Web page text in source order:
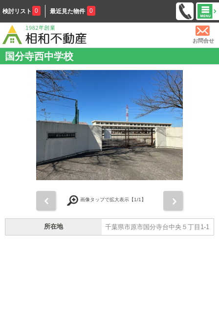
検討リスト 0 最近見た物件 0
お問合せ
国分寺西中学校
画像タップで拡大表示【1/1】
所在地 千葉県市原市国分寺台中央５丁目1-1